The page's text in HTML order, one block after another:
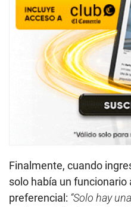
Finalmente, cuando
solo había un funcionario
preferencial: “Solo hay